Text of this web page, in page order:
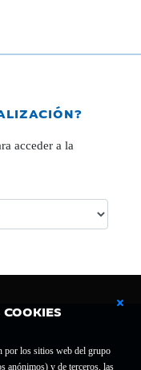
por los sitios web del grupo
anónimos) y de terceros, las
acceder a la